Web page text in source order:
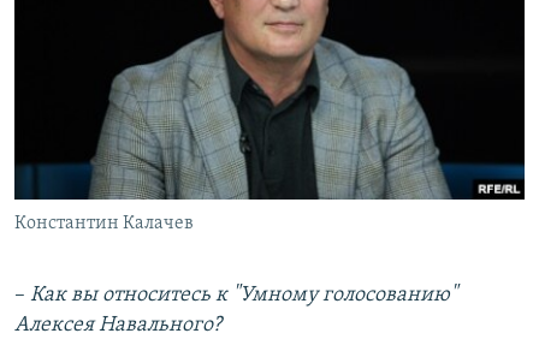
Константин Калачев
–​ Как вы относитесь к "Умному голосованию"
Алексея Навального?